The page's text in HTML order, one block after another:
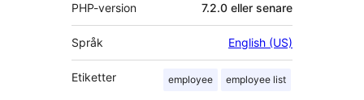
PHP-version 7.2.0 eller senare
Språk English (US)
Etiketter employee employee list